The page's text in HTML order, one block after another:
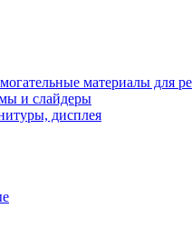
материалы для
и слайдеры
дисплея